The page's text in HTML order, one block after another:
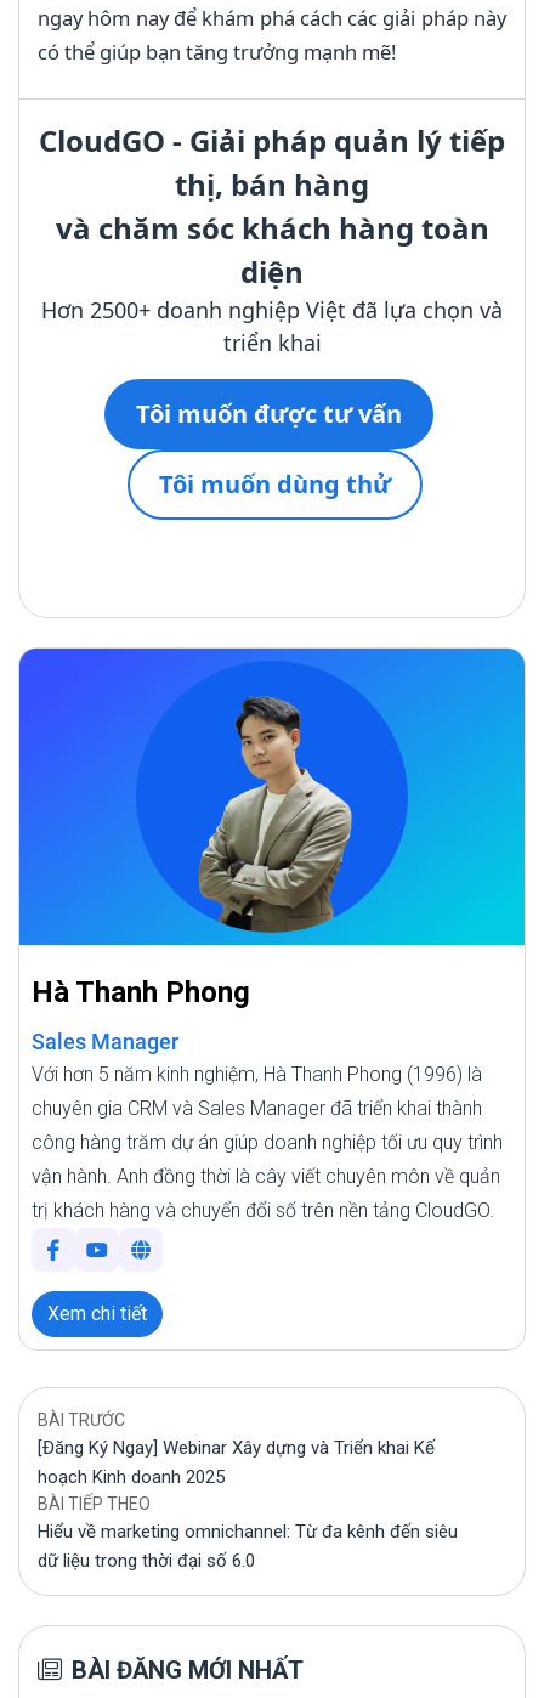
ngay hôm nay để khám phá cách các giải pháp này
có thể giúp bạn tăng trưởng mạnh mẽ!
CloudGO - Giải pháp quản lý tiếp
thị, bán hàng
và chăm sóc khách hàng toàn
diện
Hơn 2500+ doanh nghiệp Việt đã lựa chọn và
triển khai
Tôi muốn được tư vấn
Tôi muốn dùng thử
Hà Thanh Phong
Sales Manager
Với hơn 5 năm kinh nghiệm, Hà Thanh Phong (1996) là
chuyên gia CRM và Sales Manager đã triển khai thành
công hàng trăm dự án giúp doanh nghiệp tối ưu quy trình
vận hành. Anh đồng thời là cây viết chuyên môn về quản
trị khách hàng và chuyển đổi số trên nền tảng CloudGO.
Xem chi tiết
BÀI TRƯỚC
[Đăng Ký Ngay] Webinar Xây dựng và Triển khai Kế
hoạch Kinh doanh 2025
BÀI TIẾP THEO
Hiểu về marketing omnichannel: Từ đa kênh đến siêu
dữ liệu trong thời đại số 6.0
BÀI ĐĂNG MỚI NHẤT